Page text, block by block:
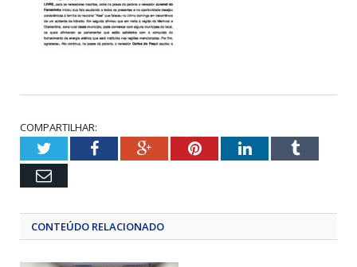
COMPARTILHAR:
TwitterFacebookGoogle+PinterestLinkedInTumblr
Email
CONTEÚDO RELACIONADO